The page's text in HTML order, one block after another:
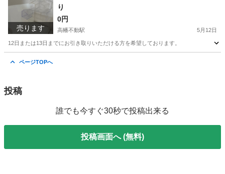
売ります
り
0円
高幡不動駅 5月12日
12日または13日までにお引き取りいただける方を希望しております。
ページTOPへ
投稿
誰でも今すぐ30秒で投稿出来る
投稿画面へ (無料)